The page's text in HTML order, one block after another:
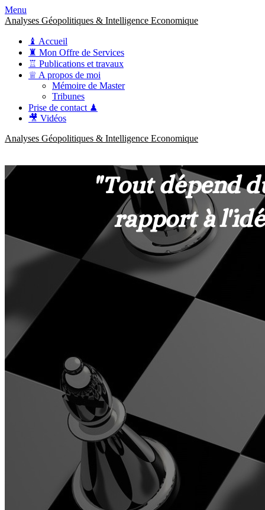
Menu
Analyses Géopolitiques & Intelligence Economique
♝ Accueil
♜ Mon Offre de Services
♖ Publications et travaux
♕ A propos de moi
Mémoire de Master
Tribunes
Prise de contact ♟
🎥 Vidéos
Analyses Géopolitiques & Intelligence Economique